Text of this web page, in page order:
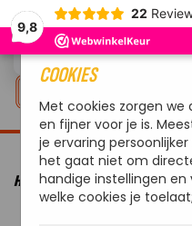
9,8
22
Overslaan en naar de
HOME 570
COOKIES
Met cookies zorgen
en fijner voor je is.
je ervaring
het gaat niet om
handige instellingen en
welke cookies je